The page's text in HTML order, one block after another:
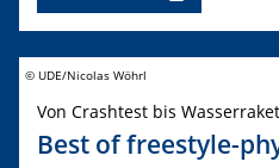
© UDE/Nicolas Wöhrl
Von Crashtest bis
Best of freestyle-